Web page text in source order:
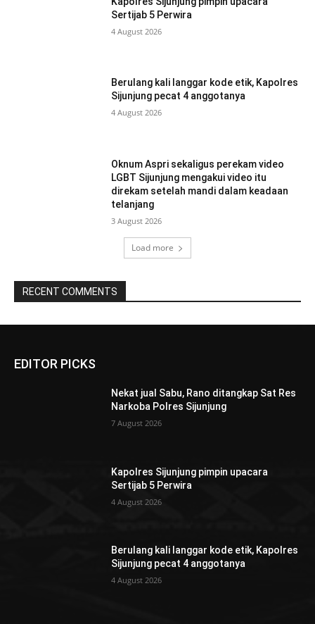
Sertijab 5 Perwira
4 August 2026
Berulang kali langgar kode etik, Kapolres
Sijunjung pecat 4 anggotanya
4 August 2026
Oknum Aspri sekaligus perekam video
LGBT Sijunjung mengakui video itu
direkam setelah mandi dalam keadaan
telanjang
3 August 2026
Load more
RECENT COMMENTS
EDITOR PICKS
Nekat jual Sabu, Rano ditangkap Sat Res
Narkoba Polres Sijunjung
7 August 2026
Kapolres Sijunjung pimpin upacara
Sertijab 5 Perwira
4 August 2026
Berulang kali langgar kode etik, Kapolres
Sijunjung pecat 4 anggotanya
4 August 2026